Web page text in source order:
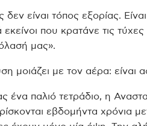
δεν είναι τόπος εξορίας.
που κρατάνε τις
μας».
μοιάζει με τον αέρα: είναι
ένα παλιό τετράδιο, η
εβδομήντα χρόνια